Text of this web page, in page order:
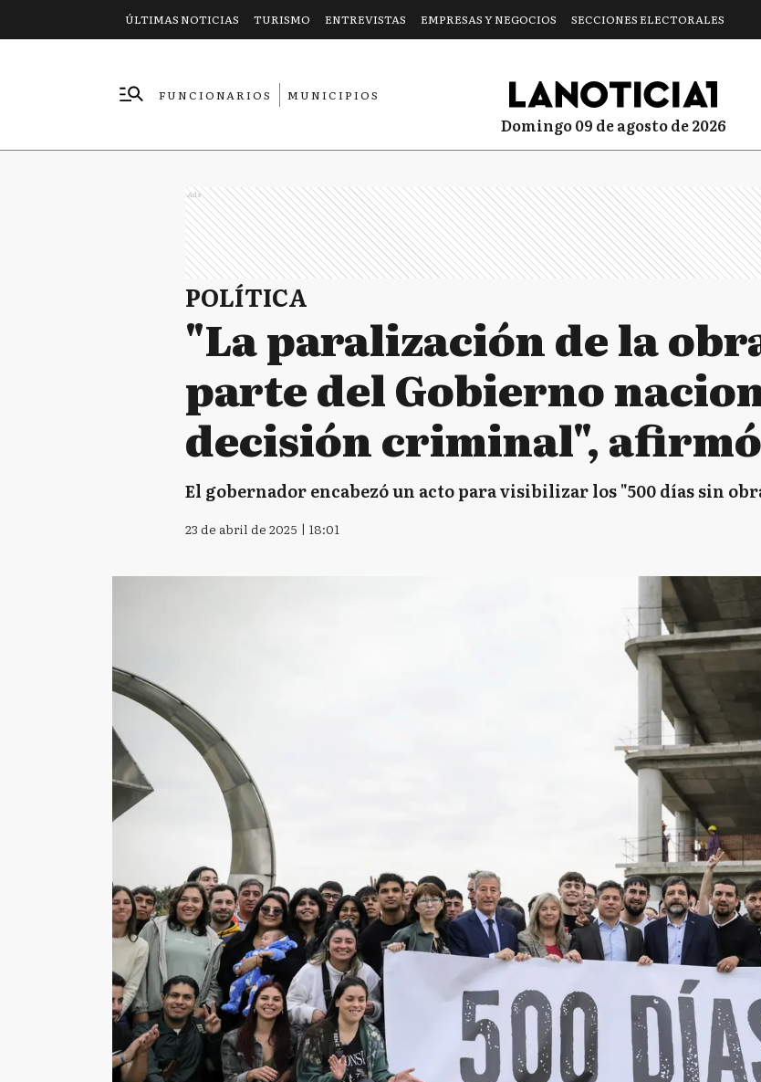
ÚLTIMAS NOTICIAS TURISMO ENTREVISTAS EMPRESAS Y NEGOCIOS SECCIONES ELECTORALES
FUNCIONARIOS
MUNICIPIOS
domingo 09 de agosto de 2026
Ads
POLÍTICA
"La paralización de la
parte del Gobierno
decisión criminal",
El gobernador encabezó un acto para visibilizar los "500 días sin
23 de abril de 2025 | 18:01